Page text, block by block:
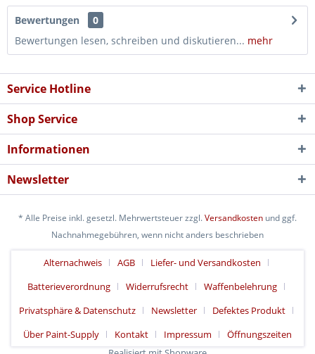
Bewertungen
0
Bewertungen lesen, schreiben und diskutieren... mehr
Service Hotline
Shop Service
Informationen
Newsletter
* Alle Preise inkl. gesetzl. Mehrwertsteuer zzgl.Versandkosten und ggf.
Nachnahmegebühren, wenn nicht anders beschrieben
Alternachweis AGB
Liefer- und Versandkosten
Batterieverordnung
Widerrufsrecht
Waffenbelehrung
Privatsphäre & Datenschutz
Newsletter
Defektes Produkt
Über Paint-Supply
Kontakt Impressum
Öffnungszeiten